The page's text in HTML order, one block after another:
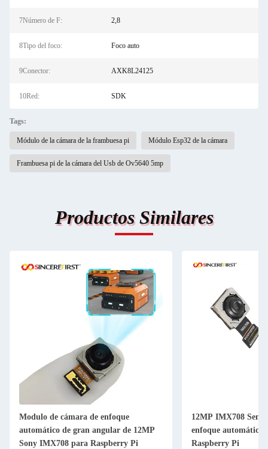
7Número de F: 2,8
8Tipo del foco: Foco auto
9Conector: AXK8L24125
10Red: SDK
Tags:
Módulo de la cámara de la frambuesa pi Módulo Esp32 de la cámara
Frambuesa pi de la cámara del Usb de Ov5640 5mp
Productos Similares
Modulo de cámara de enfoque
automático de gran angular de 12MP
Sony IMX708 para Raspberry Pi
12MP IMX708
enfoque automático
Raspberry Pi